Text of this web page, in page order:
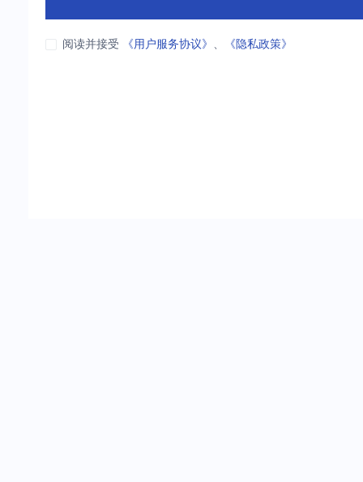
阅读并接受 《用户服务协议》 、 《隐私政策》